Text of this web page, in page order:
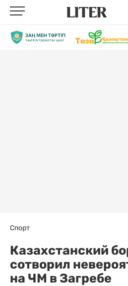
Спорт
Казахстанский
сотворил
на ЧМ в Загребе